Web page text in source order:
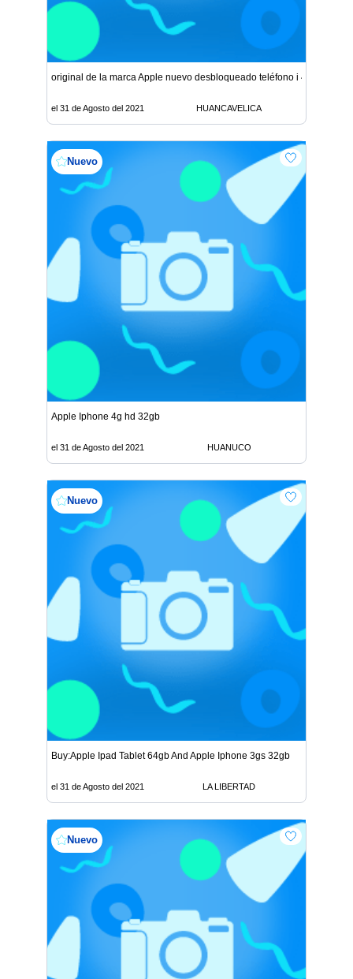
original de la marca Apple nuevo desbloqueado teléfono i 4g 32gb
el 31 de Agosto del 2021 HUANCAVELICA
Nuevo
Apple Iphone 4g hd 32gb
el 31 de Agosto del 2021 HUANUCO
Nuevo
Buy:Apple Ipad Tablet 64gb And Apple Iphone 3gs 32gb
el 31 de Agosto del 2021 LA LIBERTAD
Nuevo